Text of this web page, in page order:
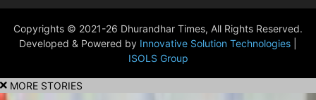
Copyrights © 2021-26 Dhurandhar Times, All Rights Reserved.
Developed & Powered by Innovative Solution Technologies
ISOLS Group
MORE STORIES